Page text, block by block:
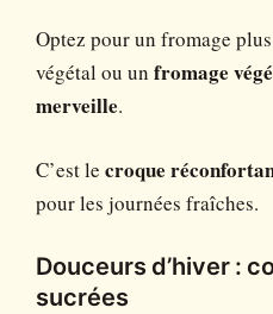
Optez pour un fromage
végétal ou un fromage
merveille.
C’est le croque
pour les journées fraîches.
Douceurs d’hiver :
sucrées